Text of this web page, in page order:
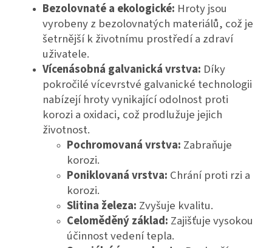
Bezolovnaté a ekologické: Hroty jsou
vyrobeny z bezolovnatých materiálů, což je
šetrnější k životnímu prostředí a zdraví
uživatele.
Vícenásobná galvanická vrstva: Díky
pokročilé vícevrstvé galvanické technologii
nabízejí hroty vynikající odolnost proti
korozi a oxidaci, což prodlužuje jejich
životnost.
Pochromovaná vrstva: Zabraňuje
korozi.
Poniklovaná vrstva: Chrání proti rzi a
korozi.
Slitina železa: Zvyšuje kvalitu.
Celoměděný základ: Zajišťuje vysokou
účinnost vedení tepla.